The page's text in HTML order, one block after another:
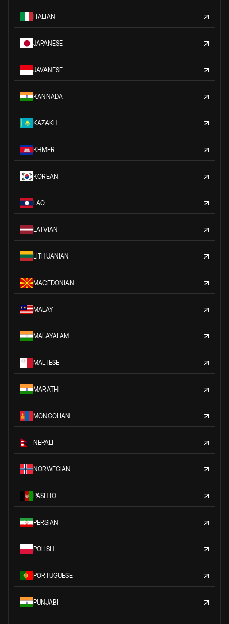
ITALIAN
JAPANESE
JAVANESE
KANNADA
KAZAKH
KHMER
KOREAN
LAO
LATVIAN
LITHUANIAN
MACEDONIAN
MALAY
MALAYALAM
MALTESE
MARATHI
MONGOLIAN
NEPALI
NORWEGIAN
PASHTO
PERSIAN
POLISH
PORTUGUESE
PUNJABI